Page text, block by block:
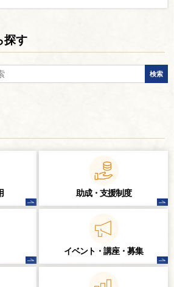
探す
助成・支援制度
イベント・講座・ 募集